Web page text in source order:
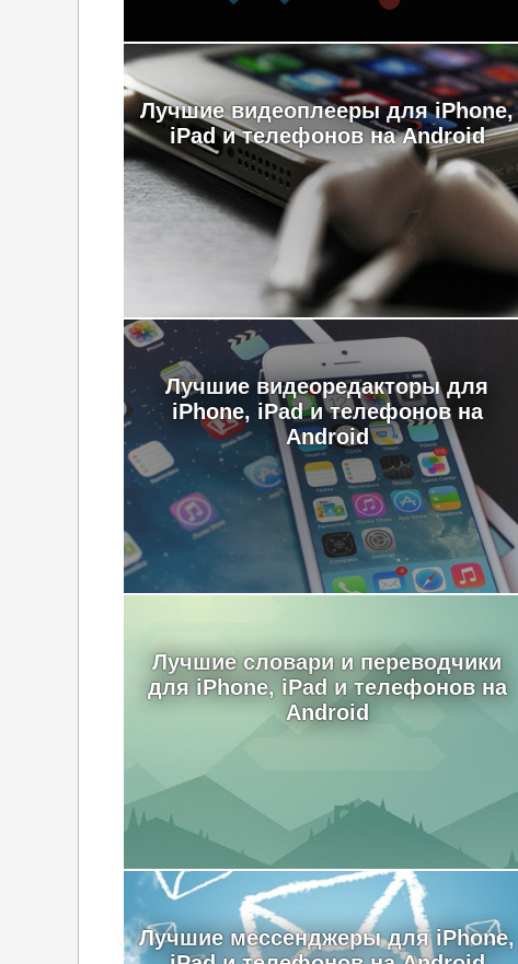
Лучшие видеоплееры для iPhone,
iPad и телефонов на Android
Лучшие видеоредакторы для
iPhone, iPad и телефонов на
Android
Лучшие словари и переводчики
для iPhone, iPad и телефонов на
Android
Лучшие мессенджеры для iPhone,